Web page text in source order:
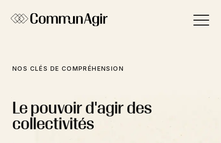
NOS CLÉS DE COMPRÉHENSION
Le pouvoir d'agir des
collectivités